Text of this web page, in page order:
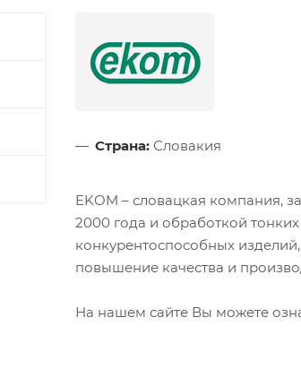
Страна: Словакия
EKOM – словацкая компания,
2000 года и обработкой
конкурентоспособных
повышение качества и
На нашем сайте Вы можете